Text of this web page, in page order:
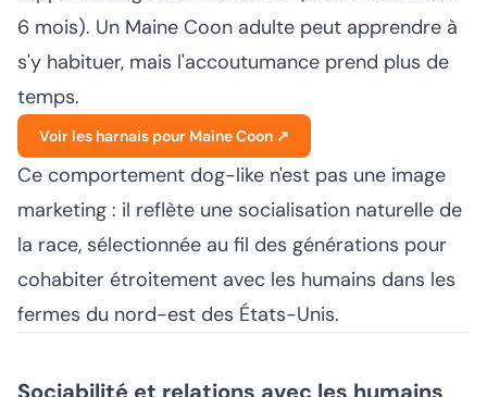
6 mois). Un Maine Coon adulte peut apprendre à
s'y habituer, mais l'accoutumance prend plus de
temps.
Voir les harnais pour Maine Coon ↗
Ce comportement dog-like n'est pas une image
marketing : il reflète une socialisation naturelle de
la race, sélectionnée au fil des générations pour
cohabiter étroitement avec les humains dans les
fermes du nord-est des États-Unis.